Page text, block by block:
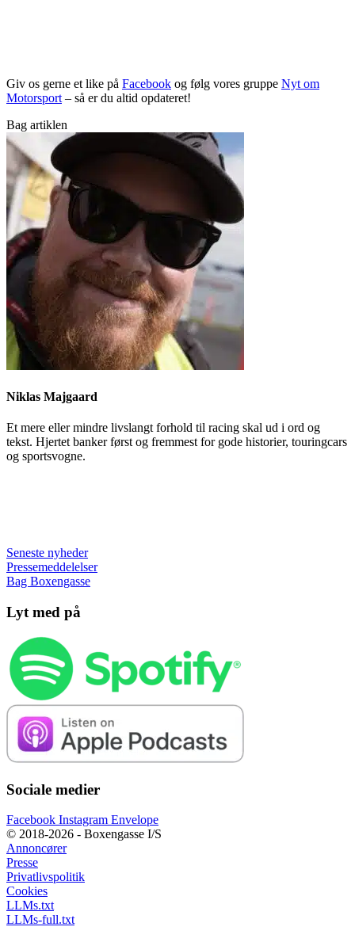
Giv os gerne et like på Facebook og følg vores gruppe Nyt om
Motorsport – så er du altid opdateret!
Bag artiklen
Niklas Majgaard
Et mere eller mindre livslangt forhold til racing skal ud i ord og
tekst. Hjertet banker først og fremmest for gode historier, touringcars
og sportsvogne.
Seneste nyheder
Pressemeddelelser
Bag Boxengasse
Lyt med på
Sociale medier
Facebook Instagram Envelope
© 2018-2026 - Boxengasse I/S
Annoncører
Presse
Privatlivspolitik
Cookies
LLMs.txt
LLMs-full.txt